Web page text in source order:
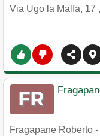
Via Ugo la Malfa, 17 ,
Fragapane Roberto